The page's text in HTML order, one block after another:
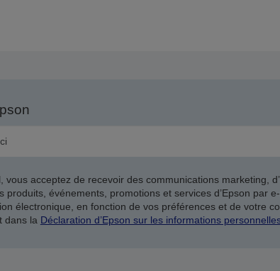
acceptez de recevoir des communications marketing,
produits, événements, promotions et services d’Epson par
électronique, en fonction de vos préférences et de votre
dans la Déclaration d’Epson sur les informations